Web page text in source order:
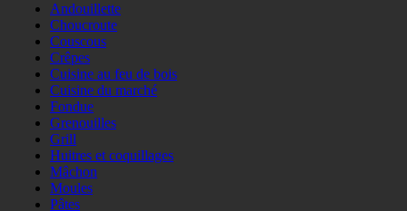
Andouillette
Choucroute
Couscous
Crêpes
Cuisine au feu de bois
Cuisine du marché
Fondue
Grenouilles
Grill
Huitres et coquillages
Mâchon
Moules
Pâtes